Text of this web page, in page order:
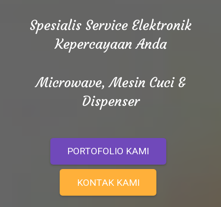
Spesialis Service Elektronik
Kepercayaan Anda
Microwave, Mesin Cuci &
Dispenser
PORTOFOLIO KAMI
KONTAK KAMI